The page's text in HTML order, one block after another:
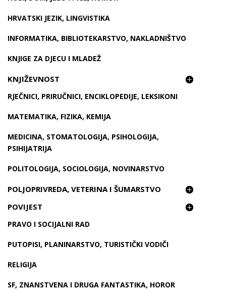
HRVATSKI JEZIK, LINGVISTIKA
INFORMATIKA, BIBLIOTEKARSTVO, NAKLADNIŠTVO
KNJIGE ZA DJECU I MLADEŽ
KNJIŽEVNOST
RJEČNICI, PRIRUČNICI, ENCIKLOPEDIJE, LEKSIKONI
MATEMATIKA, FIZIKA, KEMIJA
MEDICINA, STOMATOLOGIJA, PSIHOLOGIJA,
PSIHIJATRIJA
POLITOLOGIJA, SOCIOLOGIJA, NOVINARSTVO
POLJOPRIVREDA, VETERINA I ŠUMARSTVO
POVIJEST
PRAVO I SOCIJALNI RAD
PUTOPISI, PLANINARSTVO, TURISTIČKI VODIČI
RELIGIJA
SF, ZNANSTVENA I DRUGA FANTASTIKA, HOROR